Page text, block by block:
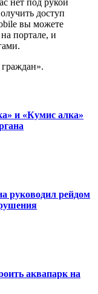
нет под рукой
доступ
вы можете
портале, и
и «Кумис алка»
руководил рейдом
аквапарк на